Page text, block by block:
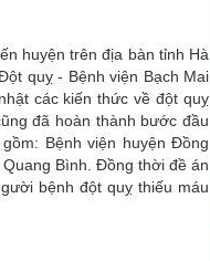
huyện trên địa bàn tỉnh Hà
quỵ - Bệnh viện Bạch Mai
các kiến thức về đột quỵ
đã hoàn thành bước đầu
Bệnh viện huyện Đồng
Bình. Đồng thời đề án
bệnh đột quỵ thiếu máu